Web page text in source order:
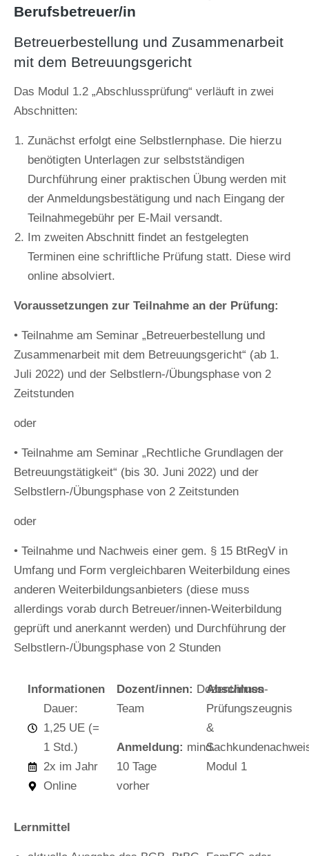
Berufsbetreuer/in
Betreuerbestellung und Zusammenarbeit
mit dem Betreuungsgericht
Das Modul 1.2 „Abschlussprüfung“ verläuft in zwei
Abschnitten:
Zunächst erfolgt eine Selbstlernphase. Die hierzu
benötigten Unterlagen zur selbstständigen
Durchführung einer praktischen Übung werden mit
der Anmeldungsbestätigung und nach Eingang der
Teilnahmegebühr per E-Mail versandt.
Im zweiten Abschnitt findet an festgelegten
Terminen eine schriftliche Prüfung statt. Diese wird
online absolviert.
Voraussetzungen zur Teilnahme an der Prüfung:
• Teilnahme am Seminar „Betreuerbestellung und
Zusammenarbeit mit dem Betreuungsgericht“ (ab 1.
Juli 2022) und der Selbstlern-/Übungsphase von 2
Zeitstunden
oder
• Teilnahme am Seminar „Rechtliche Grundlagen der
Betreuungstätigkeit“ (bis 30. Juni 2022) und der
Selbstlern-/Übungsphase von 2 Zeitstunden
oder
• Teilnahme und Nachweis einer gem. § 15 BtRegV in
Umfang und Form vergleichbaren Weiterbildung eines
anderen Weiterbildungsanbieters (diese muss
allerdings vorab durch Betreuer/innen-Weiterbildung
geprüft und anerkannt werden) und Durchführung der
Selbstlern-/Übungsphase von 2 Stunden
Informationen
Dauer:
1,25 UE (=
1 Std.)
2x im Jahr
Online
Dozent/innen: Dozent/innen-
Team
Anmeldung: mind.
10 Tage
vorher
Abschluss
Prüfungszeugnis
&
Modul 1
Lernmittel